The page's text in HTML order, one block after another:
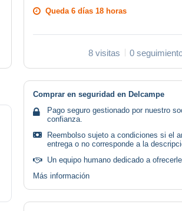
Queda 6 días 18 horas
8 visitas 0
Comprar en seguridad en Delcampe
Pago seguro gestionado por nuestro
confianza.
Reembolso sujeto a condiciones si el
entrega o no corresponde a la
Un equipo humano dedicado a
Más información